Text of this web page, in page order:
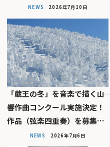
NEWS 2026年7月10日
「蔵王の冬」を音楽で描く――山
響作曲コンクール実施決定！
作品（弦楽四重奏）を募集…
NEWS 2026年7月6日